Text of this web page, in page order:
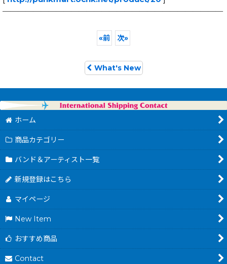
─────────────────────────────
«前 次»
What's New
ホーム
商品カテゴリー
バンド＆アーティスト一覧
新規登録はこちら
マイページ
New Item
おすすめ商品
Contact